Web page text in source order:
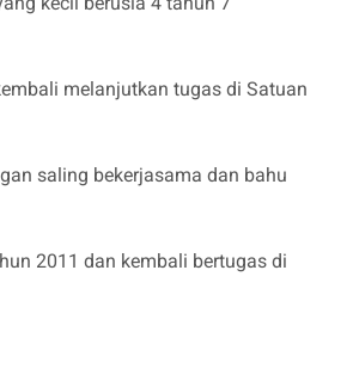
melanjutkan tugas di Satuan
saling bekerjasama dan bahu
2011 dan kembali bertugas di